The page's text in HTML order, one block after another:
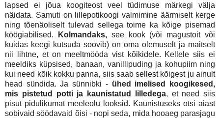
lapsed ei jõua koogiteost veel tüdimuse märkegi välja
näidata. Samuti on lillepotikoogi valmimine äärmiselt kerge
ning tõenäoliselt tulevad sellega toime ka kõige pisemad
köögiabilised.
Kolmandaks,see kook (või magustoit või
kuidas keegi kutsuda soovib) on oma olemuselt ja maitselt
nii lihtne, et on meeltmööda vist kõikidele. Kellele siis ei
meeldiks küpsised, banaan, vanillipuding ja kohupiim ning
kui need kõik kokku panna, siis saab sellest kõigest ju ainult
head sündida. Ja sünnibki - ühed imelised koogikesed,
mis pistetud potti ja kaunistatud lilledega, et need siis
pisut pidulikumat meeleolu looksid. Kaunistuseks otsi aiast
sobivaid söödavaid õisi - nopi seda, mida hooaeg parasjagu